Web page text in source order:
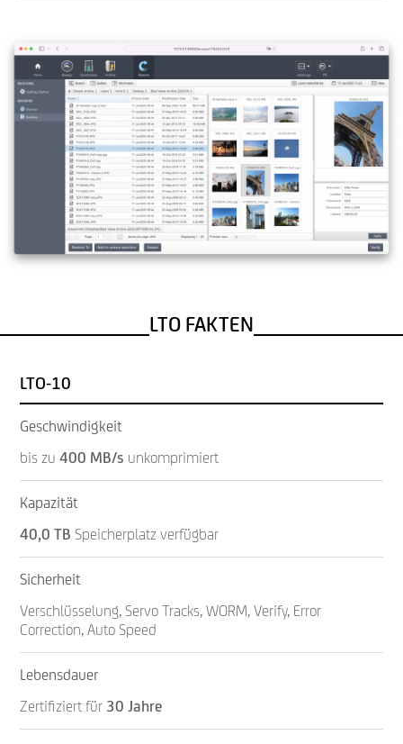
LTO FAKTEN
LTO-10
Geschwindigkeit
bis zu 400 MB/s unkomprimiert
Kapazität
40,0 TB Speicherplatz verfügbar
Sicherheit
Verschlüsselung, Servo Tracks, WORM, Verify, Error
Correction, Auto Speed
Lebensdauer
Zertifiziert für 30 Jahre